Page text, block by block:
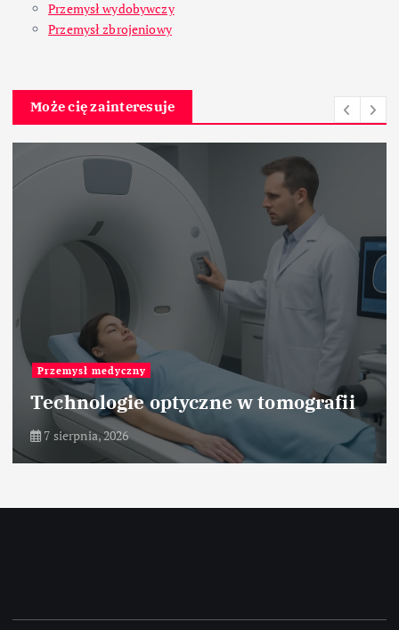
Przemysł wydobywczy
Przemysł zbrojeniowy
Może cię zainteresuje
Przemysł medyczny
Technologie optyczne w tomografii
7 sierpnia, 2026